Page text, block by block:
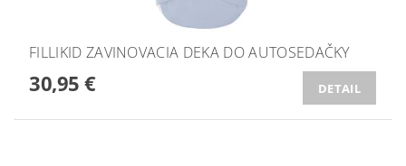
FILLIKID ZAVINOVACIA DEKA DO AUTOSEDAČKY
30,95 € DETAIL